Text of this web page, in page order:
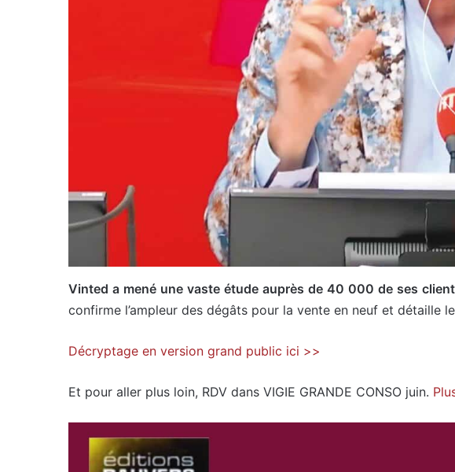
Vinted a mené une vaste étude auprès de 40 000 de ses
confirme l’ampleur des dégâts pour la vente en neuf et détaille
Décryptage en version grand public ici >>
Et pour aller plus loin, RDV dans VIGIE GRANDE CONSO juin.